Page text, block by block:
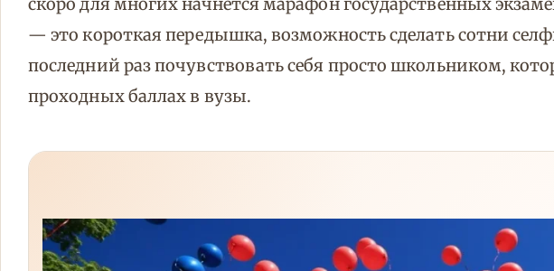
скоро для многих начнется марафон государственных
— это короткая передышка, возможность сделать сотни
последний раз почувствовать себя просто школьником,
проходных баллах в вузы.